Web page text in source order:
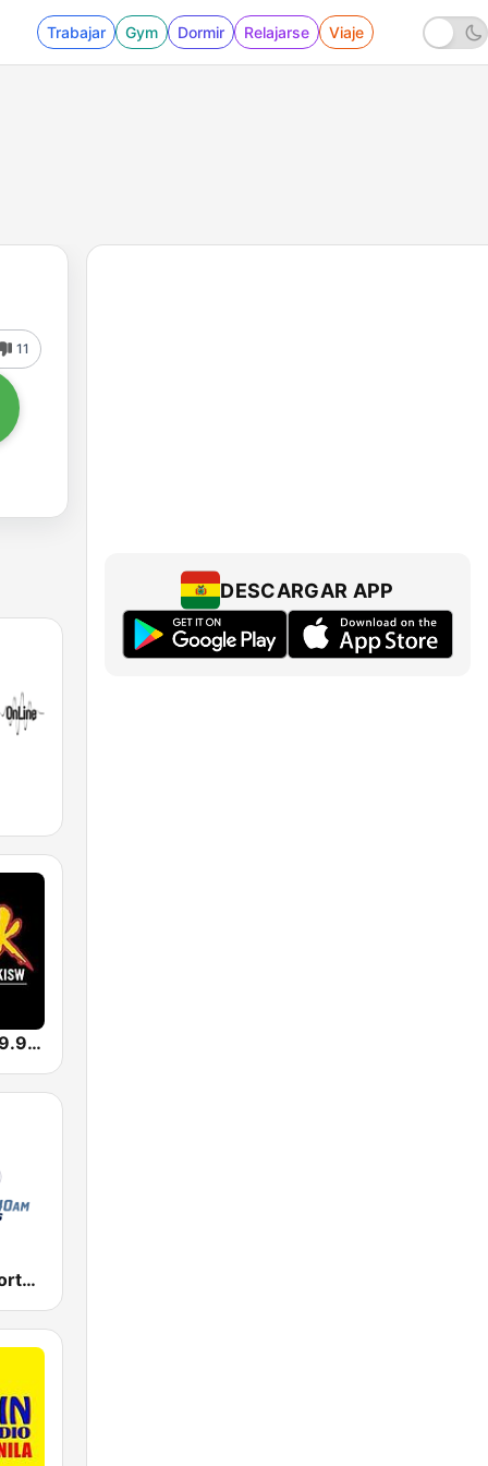
Trabajar Gym Dormir Relajarse Viaje
11
KISW Rock 99.9 (US Only)
KKGK Fox Sports Radio 1340 AM
DESCARGAR APP